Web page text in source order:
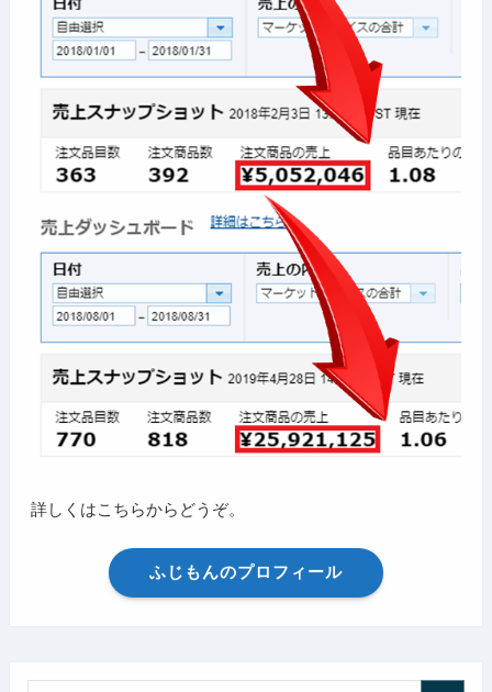
詳しくはこちらからどうぞ。
ふじもんのプロフィール